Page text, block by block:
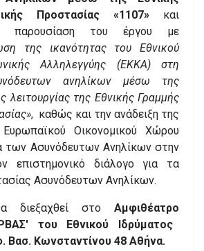
Προστασίας «1107» και
του έργου με
της ικανότητας του Εθνικού
Αλληλεγγύης (ΕΚΚΑ) στη
ανηλίκων μέσω της
λειτουργίας της Εθνικής Γραμμής
, καθώς και την ανάδειξη της
Οικονομικού Χώρου
των Ασυνόδευτων Ανηλίκων στην
επιστημονικό διάλογο για τα
Ασυνόδευτων Ανηλίκων.
διεξαχθεί στο Αμφιθέατρο
' του Εθνικού
Ιδρύματος
. Βασ. Κωνσταντίνου 48 Αθήνα.